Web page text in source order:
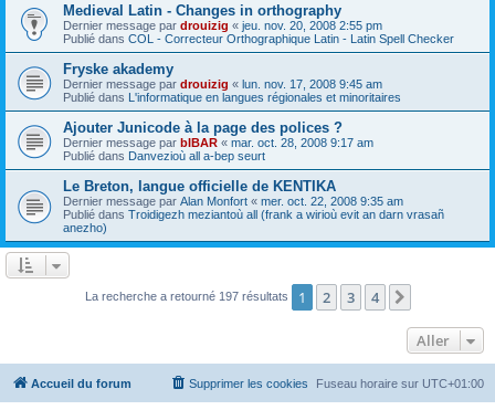
Medieval Latin - Changes in orthography
Dernier message par drouizig « jeu. nov. 20, 2008 2:55 pm
Publié dans COL - Correcteur Orthographique Latin - Latin Spell Checker
Fryske akademy
Dernier message par drouizig « lun. nov. 17, 2008 9:45 am
Publié dans L'informatique en langues régionales et minoritaires
Ajouter Junicode à la page des polices ?
Dernier message par bIBAR « mar. oct. 28, 2008 9:17 am
Publié dans Danvezioù all a-bep seurt
Le Breton, langue officielle de KENTIKA
Dernier message par Alan Monfort « mer. oct. 22, 2008 9:35 am
Publié dans Troidigezh meziantoù all (frank a wirioù evit an darn vrasañ
anezho)
La recherche a retourné 197 résultats 1 2 3 4
Aller
Accueil du forum Fuseau horaire sur UTC+01:00
Supprimer les cookies